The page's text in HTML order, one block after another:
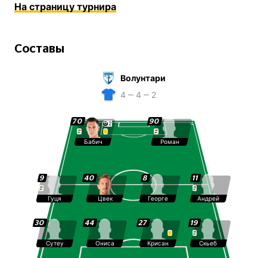
На страницу турнира
Составы
Волунтари
4 ‒ 4 ‒ 2
8
Георге
44
Ониса
27
Крисан
70
Бабич
2
40
Цвек
90
Роман
11
Андрей
30
Сутеу
9
Гуця
19
Скьеб